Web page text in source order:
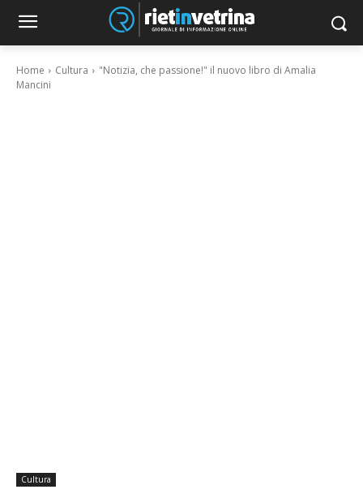
Home Cultura
"Notizia, che passione!" il nuovo libro di Amalia
Mancini
Cultura